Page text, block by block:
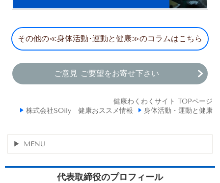
その他の≪身体活動･運動と健康≫のコラムはこちら
ご意見 ご要望をお寄せ下さい
健康わくわくサイト TOPページ
株式会社SOily 健康おススメ情報
身体活動・運動と健康
MENU
代表取締役のプロフィール